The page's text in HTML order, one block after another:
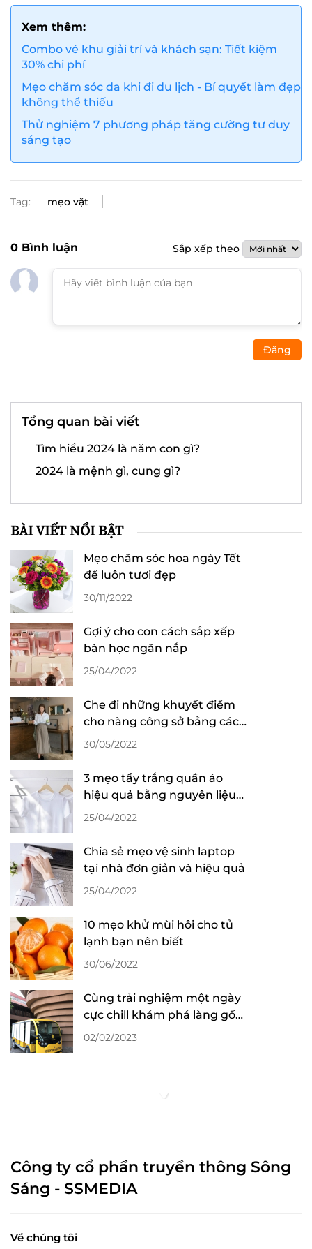
Xem thêm:
Combo vé khu giải trí và khách sạn: Tiết kiệm
30% chi phí
Mẹo chăm sóc da khi đi du lịch - Bí quyết làm đẹp
không thể thiếu
Thử nghiệm 7 phương pháp tăng cường tư duy
sáng tạo
Tag: mẹo vặt
0 Bình luận Sắp xếp theo
Đăng
Tổng quan bài viết
Tìm hiểu 2024 là năm con gì?
2024 là mệnh gì, cung gì?
BÀI VIẾT NỔI BẬT
Mẹo chăm sóc hoa ngày Tết
để luôn tươi đẹp
30/11/2022
Gợi ý cho con cách sắp xếp
bàn học ngăn nắp
25/04/2022
Che đi những khuyết điểm
cho nàng công sở bằng cách
phối đồ thông minh
30/05/2022
3 mẹo tẩy trắng quần áo
hiệu quả bằng nguyên liệu
sẵn có trong nhà
25/04/2022
Chia sẻ mẹo vệ sinh laptop
tại nhà đơn giản và hiệu quả
25/04/2022
10 mẹo khử mùi hôi cho tủ
lạnh bạn nên biết
30/06/2022
Cùng trải nghiệm một ngày
cực chill khám phá làng gốm
Bát Tràng
02/02/2023
Công ty cổ phần truyền thông Sông
Sáng - SSMEDIA
Về chúng tôi